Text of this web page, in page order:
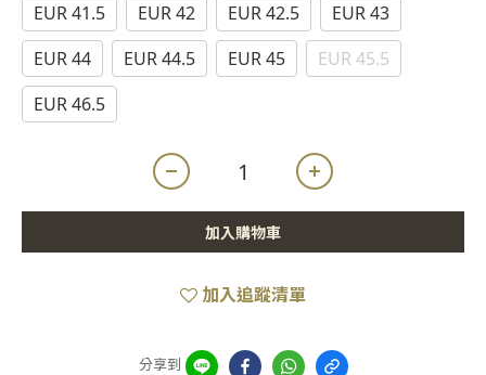
EUR 41.5
EUR 42 EUR 42.5
EUR 43
EUR 44
EUR 44.5 EUR 45
EUR 45.5
EUR 46.5
加入購物車
加入追蹤清單
分享到